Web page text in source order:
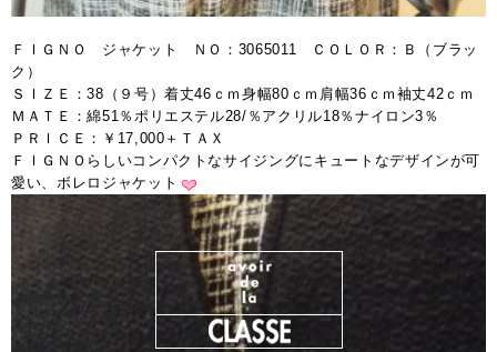
ＦＩＧＮＯ ジャケット ＮＯ：3065011 ＣＯＬＯＲ：Ｂ（ブラッ
ク）
ＳＩＺＥ：38（９号）着丈46ｃｍ身幅80ｃｍ肩幅36ｃｍ袖丈42ｃｍ
ＭＡＴＥ：綿51％ポリエステル28/％アクリル18％ナイロン3％
ＰＲＩＣＥ：￥17,000＋ＴＡＸ
ＦＩＧＮＯらしいコンパクトなサイジングにキュートなデザインが可
愛い、ボレロジャケット